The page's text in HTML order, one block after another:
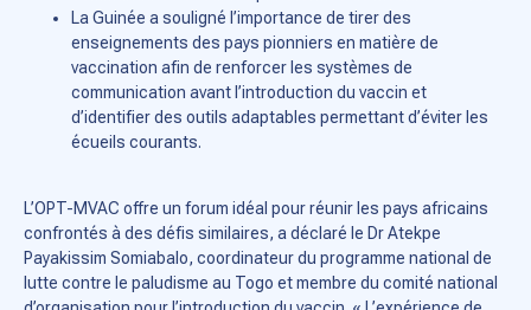
La Guinée a souligné l’importance de tirer des
enseignements des pays pionniers en matière de
vaccination afin de renforcer les systèmes de
communication avant l’introduction du vaccin et
d’identifier des outils adaptables permettant d’éviter les
écueils courants.
L’OPT-MVAC offre un forum idéal pour réunir les pays africains
confrontés à des défis similaires, a déclaré le Dr Atekpe
Payakissim Somiabalo, coordinateur du programme national de
lutte contre le paludisme au Togo et membre du comité national